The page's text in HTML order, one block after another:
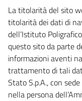
La titolarità del sito
titolarità dei dati di
dell’Istituto
questo sito da parte
informazioni aventi
trattamento di tali
Stato S.p.A., con
nella persona